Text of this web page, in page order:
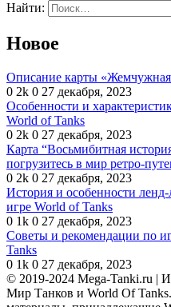
Найти:
Новое
Описание карты «Жемчужная
0 2k 0 27 декабря, 2023
Особенности и
World of Tanks
0 2k 0 27 декабря, 2023
Карта “Восьмибитная
погрузитесь в мир ретро-
0 2k 0 27 декабря, 2023
История и особенности
игре World of Tanks
0 1k 0 27 декабря, 2023
Советы и рекомендации по
Tanks
0 1k 0 27 декабря, 2023
© 2019-2024 Mega-Tanki.ru |
Мир Танков и World Of